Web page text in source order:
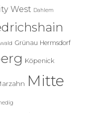
West Dahlem
Grünau Hermsdorf
Köpenick
Mitte